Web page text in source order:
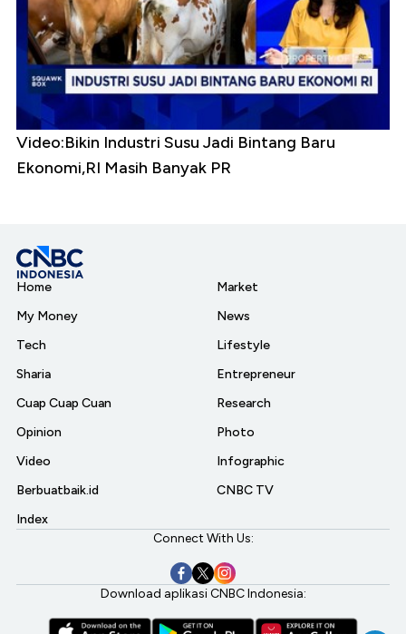
Video:Bikin Industri Susu Jadi Bintang Baru
Ekonomi,RI Masih Banyak PR
Home
My Money
Tech
Sharia
Cuap Cuap Cuan
Opinion
Video
Berbuatbaik.id
Index
Market
News
Lifestyle
Entrepreneur
Research
Photo
Infographic
CNBC TV
Connect With Us:
Download aplikasi CNBC Indonesia: